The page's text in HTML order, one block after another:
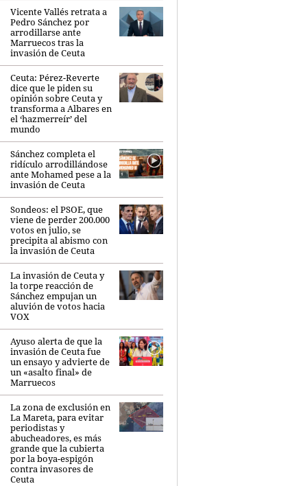
Vicente Vallés retrata a
Pedro Sánchez por
arrodillarse ante
Marruecos tras la
invasión de Ceuta
Ceuta: Pérez-Reverte
dice que le piden su
opinión sobre Ceuta y
transforma a Albares en
el ‘hazmerreír’ del
mundo
Sánchez completa el
ridículo arrodillándose
ante Mohamed pese a la
invasión de Ceuta
Sondeos: el PSOE, que
viene de perder 200.000
votos en julio, se
precipita al abismo con
la invasión de Ceuta
La invasión de Ceuta y
la torpe reacción de
Sánchez empujan un
aluvión de votos hacia
VOX
Ayuso alerta de que la
invasión de Ceuta fue
un ensayo y advierte de
un «asalto final» de
Marruecos
La zona de exclusión en
La Mareta, para evitar
periodistas y
abucheadores, es más
grande que la cubierta
por la boya-espigón
contra invasores de
Ceuta